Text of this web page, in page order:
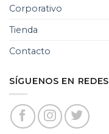
Corporativo
Tienda
Contacto
SÍGUENOS EN REDES